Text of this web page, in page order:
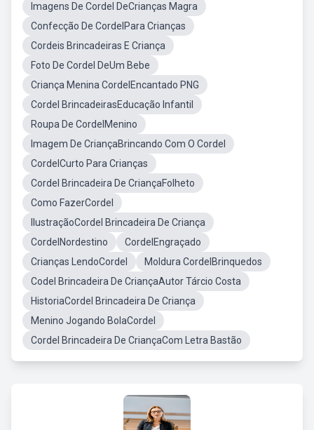
Imagens De Cordel DeCrianças Magra
Confecção De CordelPara Crianças
Cordeis Brincadeiras E Criança
Foto De Cordel DeUm Bebe
Criança Menina CordelEncantado PNG
Cordel BrincadeirasEducação Infantil
Roupa De CordelMenino
Imagem De CriançaBrincando Com O Cordel
CordelCurto Para Crianças
Cordel Brincadeira De CriançaFolheto
Como FazerCordel
IlustraçãoCordel Brincadeira De Criança
CordelNordestino
CordelEngraçado
Crianças LendoCordel
Moldura CordelBrinquedos
Codel Brincadeira De CriançaAutor Tárcio Costa
HistoriaCordel Brincadeira De Criança
Menino Jogando BolaCordel
Cordel Brincadeira De CriançaCom Letra Bastão